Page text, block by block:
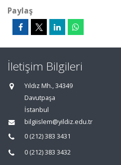
Paylaş
İletişim Bilgileri
Yıldız Mh., 34349
Davutpaşa
İstanbul
bilgiislem@yildiz.edu.tr
0 (212) 383 3431
0 (212) 383 3432